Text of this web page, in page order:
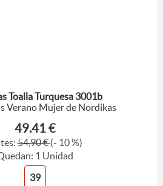
Toalla Turquesa 3001b
Verano Mujer de Nordikas
49.41 €
54,90 €(- 10 %)
1 Unidad
39